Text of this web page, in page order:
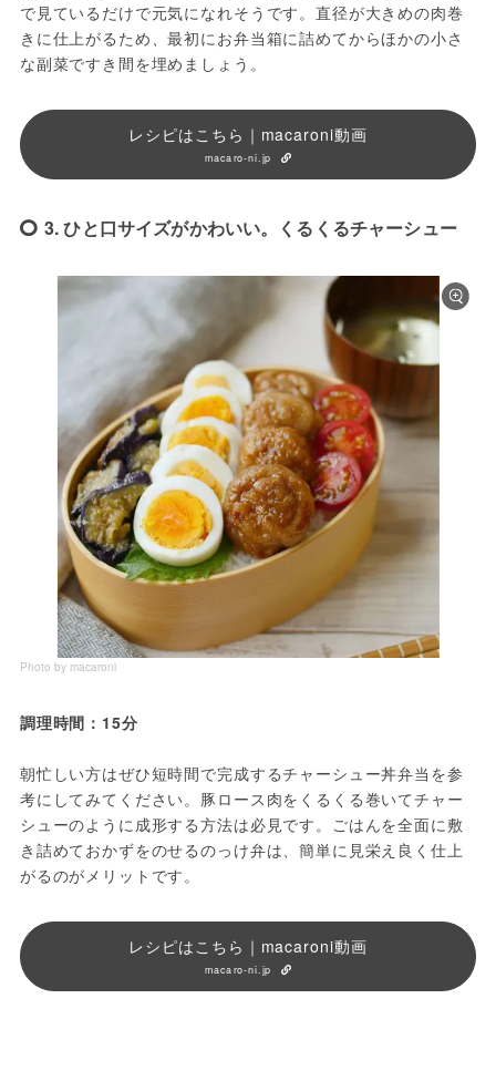
で見ているだけで元気になれそうです。直径が大きめの肉巻
きに仕上がるため、最初にお弁当箱に詰めてからほかの小さ
な副菜ですき間を埋めましょう。
レシピはこちら｜macaroni動画
macaro-ni.jp
3. ひと口サイズがかわいい。くるくるチャーシュー
Photo by macaroni
調理時間：15分
朝忙しい方はぜひ短時間で完成するチャーシュー丼弁当を参
考にしてみてください。豚ロース肉をくるくる巻いてチャー
シューのように成形する方法は必見です。ごはんを全面に敷
き詰めておかずをのせるのっけ弁は、簡単に見栄え良く仕上
がるのがメリットです。
レシピはこちら｜macaroni動画
macaro-ni.jp